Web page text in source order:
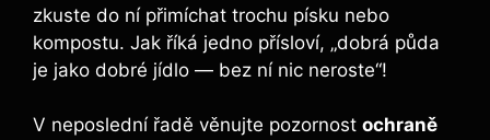
zkuste do ní přimíchat trochu písku nebo
kompostu. Jak říká jedno přísloví, „dobrá půda
je jako dobré jídlo — bez ní nic neroste“!
V neposlední řadě věnujte pozornost ochraně